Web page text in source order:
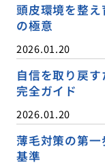
頭皮環境を整
の極意
2026.01.20
自信を取り戻
完全ガイド
2026.01.20
薄毛対策の第
基準